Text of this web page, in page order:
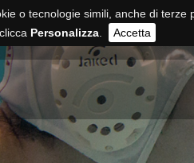
o tecnologie simili, anche di
Personalizza. Accetta